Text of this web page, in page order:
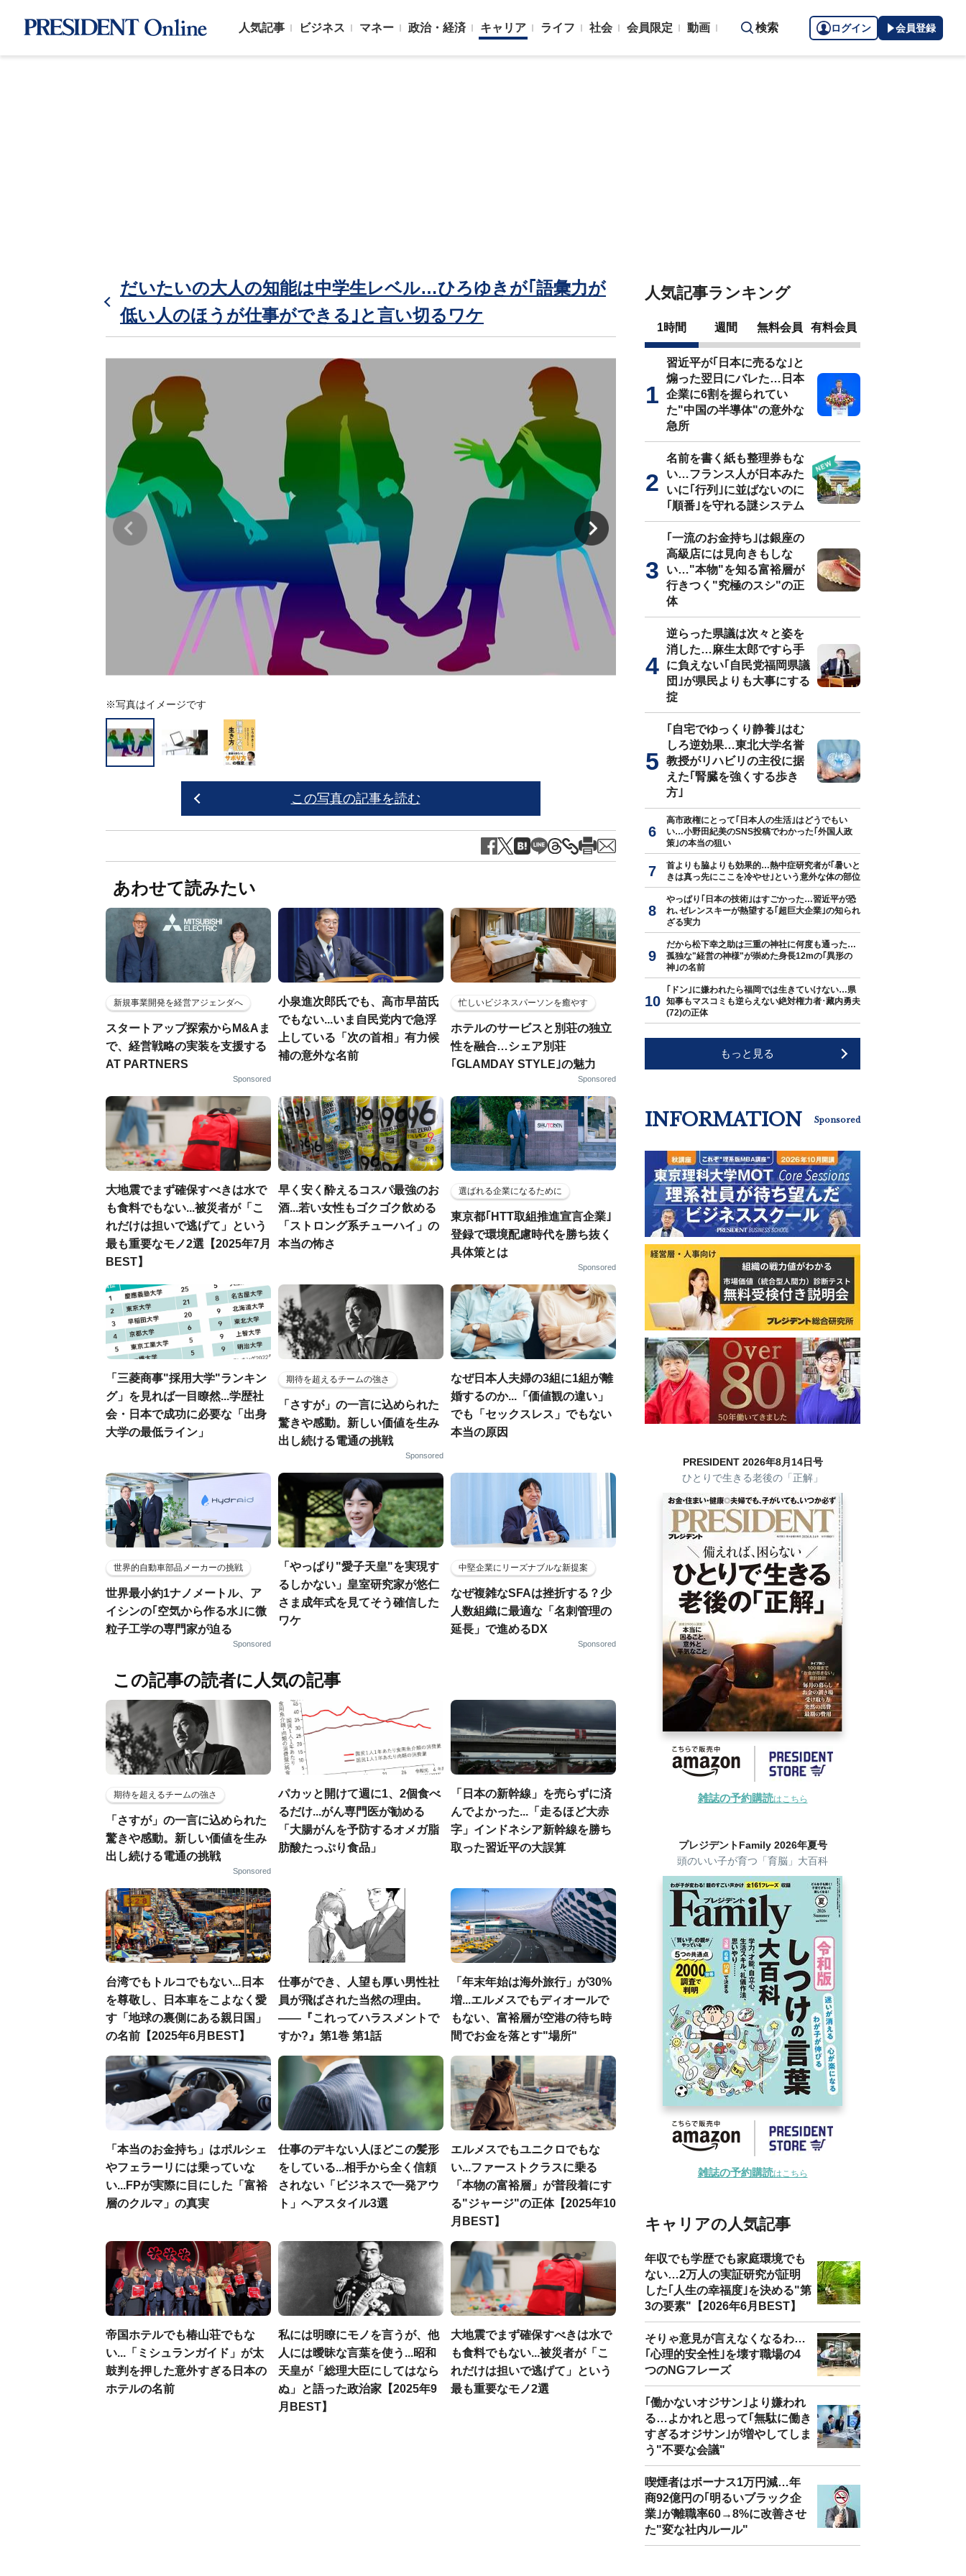
人気記事 ビジネス マネー 政治・経済 キャリア ライフ 社会 会員限定 動画 検索 ログイン 会員登録
だいたいの大人の知能は中学生レベル…ひろゆきが｢語彙力が
低い人のほうが仕事ができる｣と言い切るワケ
※写真はイメージです ※写真はイメージです
この写真の記事を読む
あわせて読みたい
新規事業開発を経営アジェンダへ
スタートアップ探索からM&Aま
で、経営戦略の実装を支援する
AT PARTNERS
Sponsored
小泉進次郎氏でも、高市早苗氏
でもない...いま自民党内で急浮
上している「次の首相」有力候
補の意外な名前
忙しいビジネスパーソンを癒やす
ホテルのサービスと別荘の独立
性を融合…シェア別荘
｢GLAMDAY STYLE｣の魅力
Sponsored
大地震でまず確保すべきは水で
も食料でもない...被災者が「こ
れだけは担いで逃げて」という
最も重要なモノ2選【2025年7月
BEST】
早く安く酔えるコスパ最強のお
酒...若い女性もゴクゴク飲める
「ストロング系チューハイ」の
本当の怖さ
選ばれる企業になるために
東京都｢HTT取組推進宣言企業｣
登録で環境配慮時代を勝ち抜く
具体策とは
Sponsored
「三菱商事"採用大学"ランキン
グ」を見れば一目瞭然...学歴社
会・日本で成功に必要な「出身
大学の最低ライン」
期待を超えるチームの強さ
「さすが」の一言に込められた
驚きや感動。新しい価値を生み
出し続ける電通の挑戦
Sponsored
なぜ日本人夫婦の3組に1組が離
婚するのか...「価値観の違い」
でも「セックスレス」でもない
本当の原因
世界的自動車部品メーカーの挑戦
世界最小約1ナノメートル、ア
イシンの｢空気から作る水｣に微
粒子工学の専門家が迫る
Sponsored
「やっぱり"愛子天皇"を実現す
るしかない」皇室研究家が悠仁
さま成年式を見てそう確信した
ワケ
中堅企業にリーズナブルな新提案
なぜ複雑なSFAは挫折する？少
人数組織に最適な「名刺管理の
延長」で進めるDX
Sponsored
この記事の読者に人気の記事
期待を超えるチームの強さ
「さすが」の一言に込められた
驚きや感動。新しい価値を生み
出し続ける電通の挑戦
Sponsored
パカッと開けて週に1、2個食べ
るだけ...がん専門医が勧める
「大腸がんを予防するオメガ脂
肪酸たっぷり食品」
「日本の新幹線」を売らずに済
んでよかった...「走るほど大赤
字」インドネシア新幹線を勝ち
取った習近平の大誤算
台湾でもトルコでもない...日本
を尊敬し、日本車をこよなく愛
す「地球の裏側にある親日国」
の名前【2025年6月BEST】
仕事ができ、人望も厚い男性社
員が飛ばされた当然の理由。
――『これってハラスメントで
すか?』第1巻 第1話
「年末年始は海外旅行」が30%
増...エルメスでもディオールで
もない、富裕層が空港の待ち時
間でお金を落とす"場所"
「本当のお金持ち」はポルシェ
やフェラーリには乗っていな
い...FPが実際に目にした「富裕
層のクルマ」の真実
仕事のデキない人ほどこの髪形
をしている...相手から全く信頼
されない「ビジネスで一発アウ
ト」ヘアスタイル3選
エルメスでもユニクロでもな
い...ファーストクラスに乗る
「本物の富裕層」が普段着にす
る"ジャージ"の正体【2025年10
月BEST】
帝国ホテルでも椿山荘でもな
い...「ミシュランガイド」が太
鼓判を押した意外すぎる日本の
ホテルの名前
私には明瞭にモノを言うが、他
人には曖昧な言葉を使う...昭和
天皇が「総理大臣にしてはなら
ぬ」と語った政治家【2025年9
月BEST】
大地震でまず確保すべきは水で
も食料でもない...被災者が「こ
れだけは担いで逃げて」という
最も重要なモノ2選
人気記事ランキング
1時間 週間 無料会員 有料会員
習近平が｢日本に売るな｣と
煽った翌日にバレた…日本
企業に6割を握られてい
た"中国の半導体"の意外な
急所
名前を書く紙も整理券もな
い…フランス人が日本みた
いに｢行列｣に並ばないのに
｢順番｣を守れる謎システム
｢一流のお金持ち｣は銀座の
高級店には見向きもしな
い…"本物"を知る富裕層が
行きつく"究極のスシ"の正
体
逆らった県議は次々と姿を
消した…麻生太郎ですら手
に負えない｢自民党福岡県議
団｣が県民よりも大事にする
掟
｢自宅でゆっくり静養｣はむ
しろ逆効果…東北大学名誉
教授がリハビリの主役に据
えた｢腎臓を強くする歩き
方｣
高市政権にとって｢日本人の生活｣はどうでもい
い…小野田紀美のSNS投稿でわかった｢外国人政
策｣の本当の狙い
首よりも脇よりも効果的…熱中症研究者が｢暑いと
きは真っ先にここを冷やせ｣という意外な体の部位
やっぱり｢日本の技術｣はすごかった…習近平が恐
れ､ゼレンスキーが熱望する｢超巨大企業｣の知られ
ざる実力
だから松下幸之助は三重の神社に何度も通った…
孤独な"経営の神様"が崇めた身長12mの｢異形の
神｣の名前
｢ドン｣に嫌われたら福岡では生きていけない…県
知事もマスコミも逆らえない絶対権力者･藏内勇夫
(72)の正体
もっと見る
INFORMATION Sponsored
PRESIDENT 2026年8月14日号
ひとりで生きる老後の「正解」
雑誌の予約購読はこちら
プレジデントFamily 2026年夏号
頭のいい子が育つ「育脳」大百科
雑誌の予約購読はこちら
キャリアの人気記事
年収でも学歴でも家庭環境でも
ない…2万人の実証研究が証明
した｢人生の幸福度｣を決める"第
3の要素"【2026年6月BEST】
そりゃ意見が言えなくなるわ…
｢心理的安全性｣を壊す職場の4
つのNGフレーズ
｢働かないオジサン｣より嫌われ
る…よかれと思って｢無駄に働き
すぎるオジサン｣が増やしてしま
う"不要な会議"
喫煙者はボーナス1万円減…年
商92億円の｢明るいブラック企
業｣が離職率60→8%に改善させ
た"変な社内ルール"